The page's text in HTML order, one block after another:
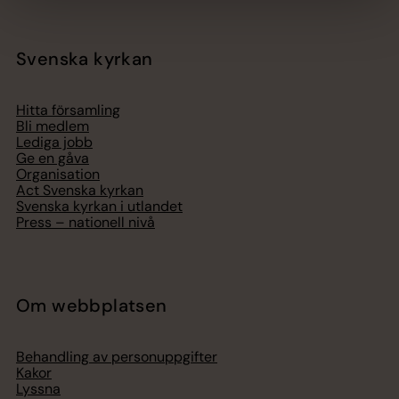
Svenska kyrkan
Hitta församling
Bli medlem
Lediga jobb
Ge en gåva
Organisation
Act Svenska kyrkan
Svenska kyrkan i utlandet
Press – nationell nivå
Om webbplatsen
Behandling av personuppgifter
Kakor
Lyssna